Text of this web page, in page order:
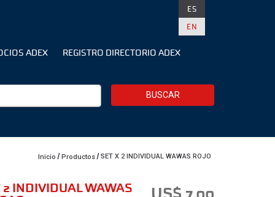
ADEX REGISTRO DIRECTORIO ADEX
ES
EN
BUSCAR
Inicio Productos SET X 2 INDIVIDUAL WAWAS ROJO
2 INDIVIDUAL WAWAS
US$ 7.00